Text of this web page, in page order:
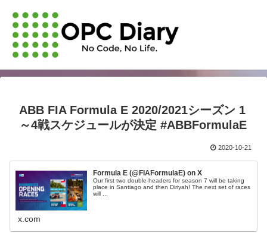
ABB FIA Formula E 2020/2021シーズン 1
～4戦スケジュールが決定 #ABBFormulaE
2020-10-21
Formula E (@FIAFormulaE) on X
Our first two double-headers for season 7 will be taking
place in Santiago and then Diriyah! The next set of races
will ...
x.com